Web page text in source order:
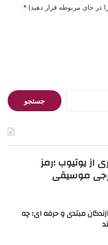
جای مربوطه قرار دهید) *
جستجو
برای:
از یوتیوب ؛رمز
موسیقی
مبتدی و حرفه ای؛ چه